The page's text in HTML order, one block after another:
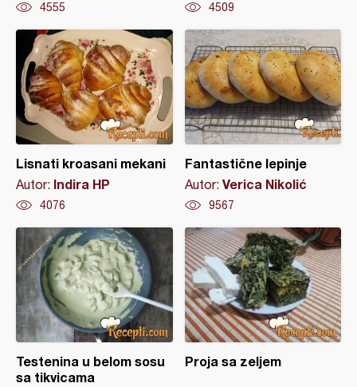
4555 4509
Lisnati kroasani mekani
Autor: Indira HP
4076
Fantastične lepinje
Autor: Verica Nikolić
9567
Testenina u belom sosu
sa tikvicama
Proja sa zeljem